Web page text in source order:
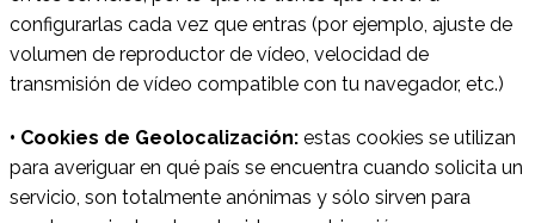
configurarlas cada vez que entras (por ejemplo, ajuste de
volumen de reproductor de vídeo, velocidad de
transmisión de vídeo compatible con tu navegador, etc.)
• Cookies de Geolocalización: estas cookies se utilizan
para averiguar en qué país se encuentra cuando solicita un
servicio, son totalmente anónimas y sólo sirven para